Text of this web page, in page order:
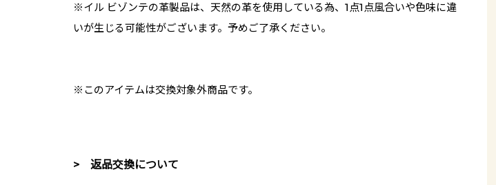
※イル ビゾンテの革製品は、天然の革を使用している為、1点1点風合いや色味に違
いが生じる可能性がございます。予めご了承ください。
※このアイテムは交換対象外商品です。
> 返品交換について